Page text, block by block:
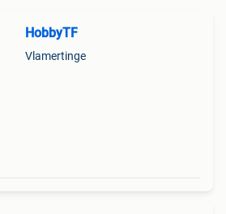
HobbyTF
Vlamertinge